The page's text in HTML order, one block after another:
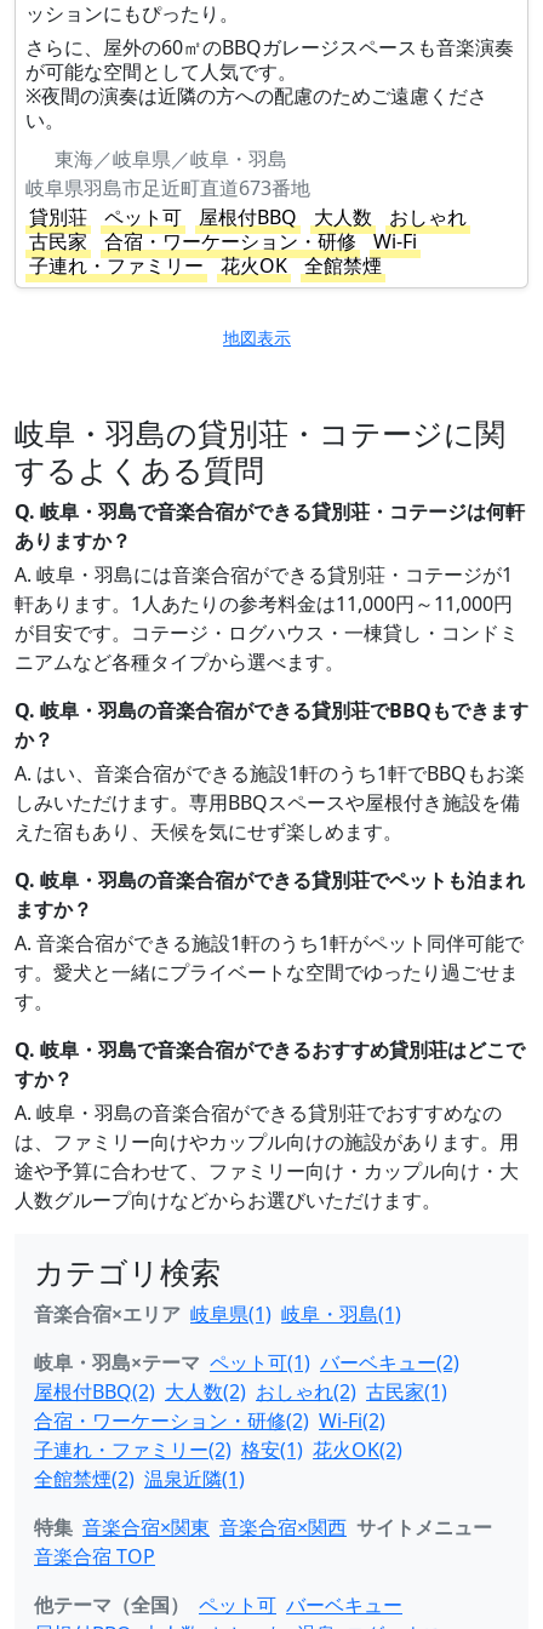
ッションにもぴったり。
さらに、屋外の60㎡のBBQガレージスペースも音楽演奏
が可能な空間として人気です。
※夜間の演奏は近隣の方への配慮のためご遠慮くださ
い。
東海／岐阜県／岐阜・羽島
岐阜県羽島市足近町直道673番地
貸別荘
ペット可 屋根付BBQ 大人数
おしゃれ
古民家
合宿・ワーケーション・研修
Wi-Fi
子連れ・ファミリー
花火OK 全館禁煙
地図表示
岐阜・羽島の貸別荘・コテージに関
するよくある質問
Q. 岐阜・羽島で音楽合宿ができる貸別荘・コテージは何軒
ありますか？
A. 岐阜・羽島には音楽合宿ができる貸別荘・コテージが1
軒あります。1人あたりの参考料金は11,000円～11,000円
が目安です。コテージ・ログハウス・一棟貸し・コンドミ
ニアムなど各種タイプから選べます。
Q. 岐阜・羽島の音楽合宿ができる貸別荘でBBQもできます
か？
A. はい、音楽合宿ができる施設1軒のうち1軒でBBQもお楽
しみいただけます。専用BBQスペースや屋根付き施設を備
えた宿もあり、天候を気にせず楽しめます。
Q. 岐阜・羽島の音楽合宿ができる貸別荘でペットも泊まれ
ますか？
A. 音楽合宿ができる施設1軒のうち1軒がペット同伴可能で
す。愛犬と一緒にプライベートな空間でゆったり過ごせま
す。
Q. 岐阜・羽島で音楽合宿ができるおすすめ貸別荘はどこで
すか？
A. 岐阜・羽島の音楽合宿ができる貸別荘でおすすめなの
は、ファミリー向けやカップル向けの施設があります。用
途や予算に合わせて、ファミリー向け・カップル向け・大
人数グループ向けなどからお選びいただけます。
カテゴリ検索
音楽合宿×エリア 岐阜県(1) 岐阜・羽島(1)
岐阜・羽島×テーマ ペット可(1) バーベキュー(2)
屋根付BBQ(2) 大人数(2) おしゃれ(2) 古民家(1)
合宿・ワーケーション・研修(2) Wi-Fi(2)
子連れ・ファミリー(2) 格安(1) 花火OK(2)
全館禁煙(2) 温泉近隣(1)
特集 音楽合宿×関東 音楽合宿×関西 サイトメニュー
音楽合宿 TOP
他テーマ（全国）
ペット可 バーベキュー